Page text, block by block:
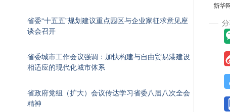
省委“十五五”规划建议重点园区与企业家征求意见座
谈会召开
省委城市工作会议强调：加快构建与自由贸易港建设
相适应的现代化城市体系
省政府党组（扩大）会议传达学习省委八届八次全会
精神